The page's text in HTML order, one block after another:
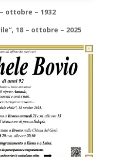
ottobre – 1932
18 – ottobre – 2025